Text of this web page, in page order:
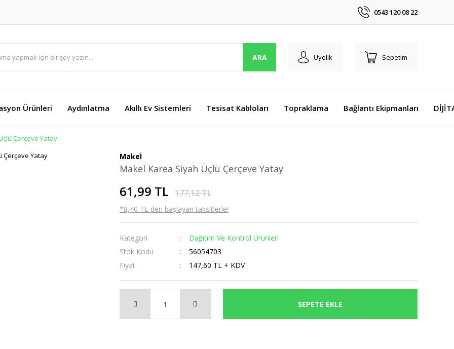
0543 120 08 22
ARA Üyelik Sepetim
Ürünleri Aydınlatma Akıllı Ev Sistemleri Tesisat Kabloları Topraklama Bağlantı Ekipmanları
Çerçeve Yatay
Makel
Makel Karea Siyah Üçlü Çerçeve Yatay
61,99 TL 177,12 TL
*8,40 TL den başlayan taksitlerle!
Kategori
Dağıtım Ve Kontrol Ürünleri
Stok Kodu
56054703
Fiyat
147,60 TL + KDV
SEPETE EKLE